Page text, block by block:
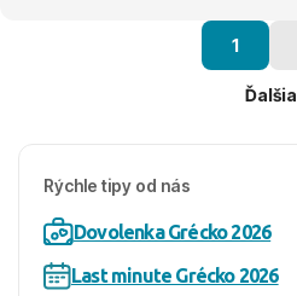
1
Ďalšia
Rýchle tipy od nás
Dovolenka Grécko 2026
Last minute Grécko 2026